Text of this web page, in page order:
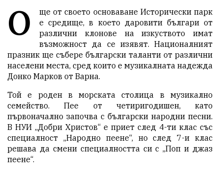
О
ще от своето основаване Исторически парк
е средище, в което даровити българи от
различни клонове на изкуството имат
възможност да се изявят. Националният
празник ще събере български таланти от различни
населени места, сред които е музикалната надежда
Донко Марков от Варна.
Той е роден в морската столица в музикално
семейство. Пее от четиригодишен, като
първоначално започва с български народни песни.
В НУИ „Добри Христов“ е приет след 4-ти клас със
специалност „Народно пеене“, но след 7-и клас
решава да смени специалността си с „Поп и джаз
пеене“.